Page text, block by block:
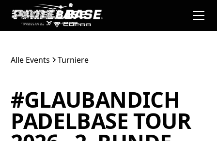
Alle Events Turniere
#GLAUBANDICH
PADELBASE TOUR